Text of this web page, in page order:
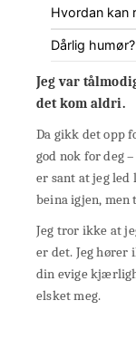
Hvordan kan
Dårlig
Jeg var
det kom aldri.
Da gikk det opp
god nok for deg
er sant at jeg led
beina igjen,
Jeg tror ikke at
er det. Jeg hører
din evige
elsket meg.